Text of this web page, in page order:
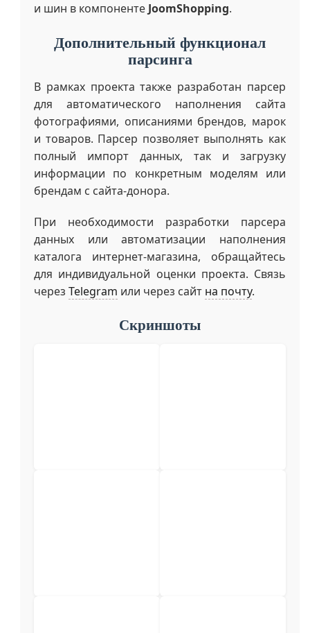
и шин в компоненте JoomShopping.
Дополнительный функционал
парсинга
В рамках проекта также разработан парсер
для автоматического наполнения сайта
фотографиями, описаниями брендов, марок
и товаров. Парсер позволяет выполнять как
полный импорт данных, так и загрузку
информации по конкретным моделям или
брендам с сайта-донора.
При необходимости разработки парсера
данных или автоматизации наполнения
каталога интернет-магазина, обращайтесь
для индивидуальной оценки проекта. Связь
через Telegram или через сайт на почту.
Скриншоты